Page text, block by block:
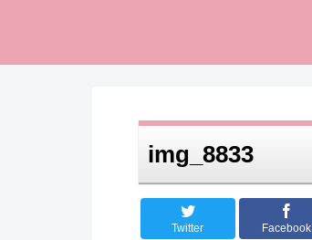
img_8833
Twitter Facebook